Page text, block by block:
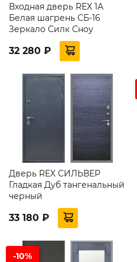
Входная дверь REX 1А
Белая шагрень СБ-16
Зеркало Силк Сноу
32 280 ₽
Дверь REX СИЛЬВЕР
Гладкая Дуб тангенальный
черный
33 180 ₽
-10%